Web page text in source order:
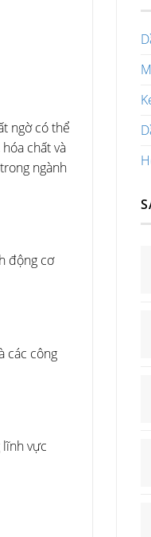
ngờ có thể
chất và
ngành
động cơ
các công
lĩnh vực